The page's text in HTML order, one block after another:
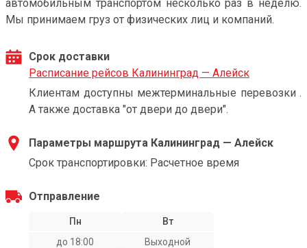
автомобильным транспортом несколько раз в неделю.
Мы принимаем груз от физических лиц и компаний.
Срок доставки
Расписание рейсов Калининград — Алейск
Клиентам доступны межтерминальные перевозки .
А также доставка "от двери до двери".
Параметры маршрута Калининград — Алейск
Срок транспортировки: Расчетное время
Отправление
Пн
до 18:00
Вт
Выходной